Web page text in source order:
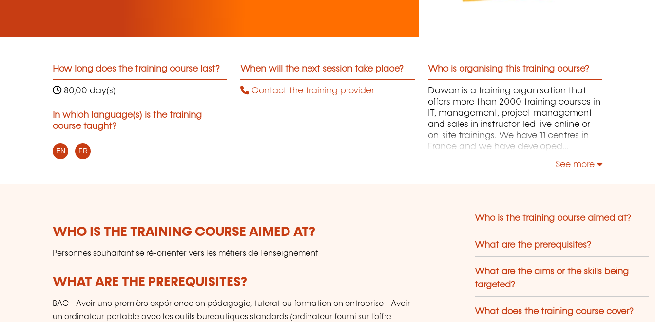
How long does the training course last?
80,00 day(s)
In which language(s) is the training
course taught?
EN FR
When will the next session take place?
Contact the training provider
Who is organising this training course?
Dawan is a training organisation that
offers more than 2000 training courses in
IT, management, project management
and sales in instructor-led live online or
on-site trainings. We have 11 centres in
France and we have developed
Brussels, Luxembourg and Geneva. Our
Autocad, Photoshop, IA etc. Our courses
have been created and designed by in-
teaching experience. Constantly
renewed, they are adapted to the
requirements of our customers and to the
evolution of technologies.
See more
WHO IS THE TRAINING COURSE AIMED AT?
Personnes souhaitant se ré-orienter vers les métiers de l'enseignement
WHAT ARE THE PREREQUISITES?
BAC - Avoir une première expérience en pédagogie, tutorat ou formation en entreprise - Avoir
un ordinateur portable avec les outils bureautiques standards (ordinateur fourni sur l'offre
Who is the training course aimed at?
What are the prerequisites?
What are the aims or the skills being
targeted?
What does the training course cover?